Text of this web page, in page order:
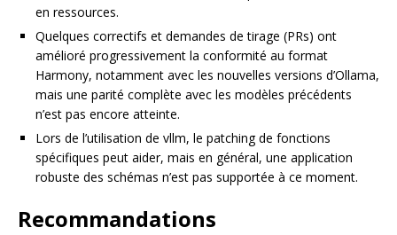
en ressources.
Quelques correctifs et demandes de tirage (PRs) ont
amélioré progressivement la conformité au format
Harmony, notamment avec les nouvelles versions d’Ollama,
mais une parité complète avec les modèles précédents
n’est pas encore atteinte.
Lors de l’utilisation de vllm, le patching de fonctions
spécifiques peut aider, mais en général, une application
robuste des schémas n’est pas supportée à ce moment.
Recommandations